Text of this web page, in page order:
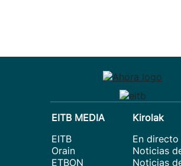
EITB MEDIA
EITB
Orain
ETBON
Kirolak
En directo
Noticias
Noticias